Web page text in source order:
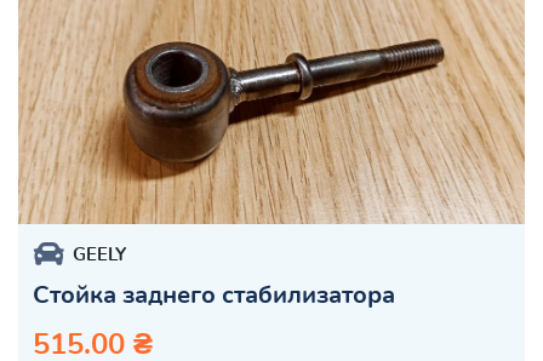
GEELY
Стойка заднего стабилизатора
515.00 ₴